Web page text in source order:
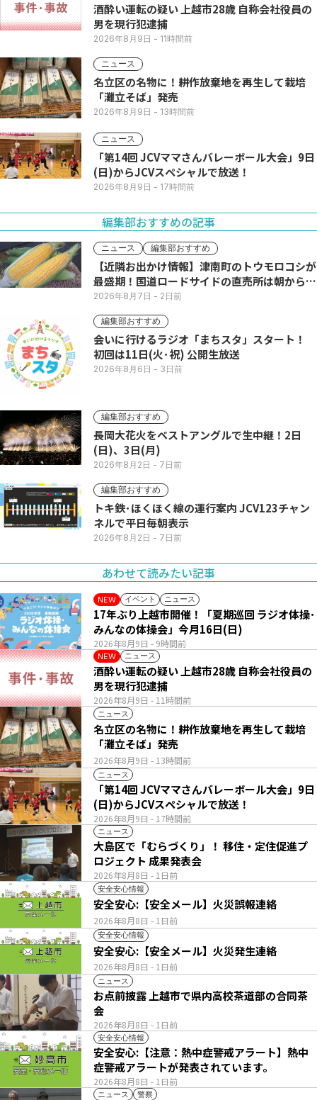
酒酔い運転の疑い 上越市28歳 自称会社役員の
男を現行犯逮捕
2026年8月9日 - 11時間前
ニュース
名立区の名物に！耕作放棄地を再生して栽培
「灘立そば」発売
2026年8月9日 - 13時間前
ニュース
「第14回 JCVママさんバレーボール大会」9日
(日)からJCVスペシャルで放送！
2026年8月9日 - 17時間前
編集部おすすめの記事
ニュース 編集部おすすめ
【近隣お出かけ情報】津南町のトウモロコシが
最盛期！国道ロードサイドの直売所は朝から長
い列
2026年8月7日 - 2日前
編集部おすすめ
会いに行けるラジオ「まちスタ」スタート！
初回は11日(火･祝) 公開生放送
2026年8月6日 - 3日前
編集部おすすめ
長岡大花火をベストアングルで生中継！2日
(日)、3日(月)
2026年8月2日 - 7日前
編集部おすすめ
トキ鉄･ほくほく線の運行案内 JCV123チャン
ネルで平日毎朝表示
2026年8月2日 - 7日前
あわせて読みたい記事
NEW イベント ニュース
2026年8月9日 - 9時間前
17年ぶり上越市開催！「夏期巡回 ラジオ体操･
みんなの体操会」今月16日(日)
NEW ニュース
2026年8月9日 - 11時間前
酒酔い運転の疑い 上越市28歳 自称会社役員の
男を現行犯逮捕
ニュース
2026年8月9日 - 13時間前
名立区の名物に！耕作放棄地を再生して栽培
「灘立そば」発売
ニュース
2026年8月9日 - 17時間前
「第14回 JCVママさんバレーボール大会」9日
(日)からJCVスペシャルで放送！
ニュース
2026年8月8日 - 1日前
大島区で「むらづくり」！ 移住・定住促進プ
ロジェクト 成果発表会
安全安心情報
2026年8月8日 - 1日前
安全安心:【安全メール】火災誤報連絡
安全安心情報
2026年8月8日 - 1日前
安全安心:【安全メール】火災発生連絡
ニュース
2026年8月8日 - 1日前
お点前披露 上越市で県内高校茶道部の合同茶
会
安全安心情報
2026年8月8日 - 1日前
安全安心:【注意：熱中症警戒アラート】熱中
症警戒アラートが発表されています。
ニュース 警察